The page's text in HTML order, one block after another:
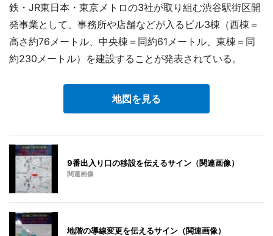
鉄・JR東日本・東京メトロの3社が取り組む渋谷駅街区開
発事業として、事務所や店舗などが入るビル3棟（西棟＝
高さ約76メートル、中央棟＝同約61メートル、東棟＝同
約230メートル）を建設することが発表されている。
地図を見る
9番出入り口の移設を伝えるサイン（関連画像）
関連画像
地階の導線変更を伝えるサイン（関連画像）